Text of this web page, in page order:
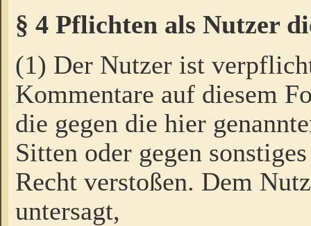
§ 4 Pflichten als Nutzer
(1) Der Nutzer ist
Kommentare auf diesem
die gegen die hier
Sitten oder gegen
Recht verstoßen. Dem
untersagt,